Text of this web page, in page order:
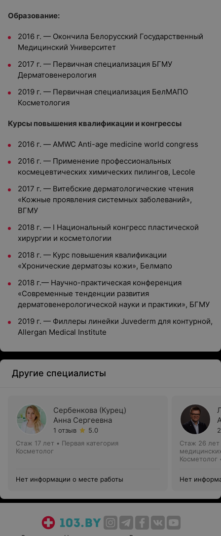
Образование:
2016 г. — Окончила Белорусский Государственный
Медицинский Университет
2017 г. — Первичная специализация БГМУ
Дерматовенерология
2019 г. — Первичная специализация БелМАПО
Косметология
Курсы повышения квалификации и конгрессы
2016 г. — AMWC Anti-age medicine world congress
2016 г. — Применение профессиональных
космецевтических химических пилингов, Lecole
2017 г. — Витебские дерматологические чтения
«Кожные проявления системных заболеваний»,
ВГМУ
2018 г. — I Национальный конгресс пластической
хирургии и косметологии
2018 г. — Курс повышения квалификации
«Хронические дерматозы кожи», Белмапо
2018 г.— Научно-практическая конференция
«Современные тенденции развития
дерматовенерологической науки и практики», БГМУ
2019 г. — Филлеры линейки Juvederm для контурной,
Allergan Medical Institute
Другие специалисты
Сербенкова (Курец)
Анна Сергеевна
1 отзыв
5.0
Стаж 17 лет • Первая категория
Косметолог
Нет информации о месте работы
Стаж 26 лет
кафедрой
Косметолог
Нет